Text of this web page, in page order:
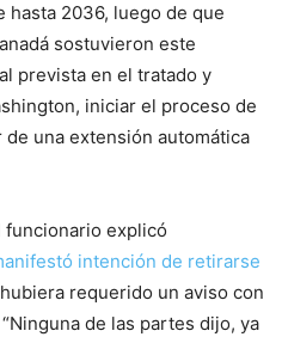
hasta 2036, luego de que
sostuvieron este
prevista en el tratado y
iniciar el proceso de
una extensión automática
funcionario explicó
intención de retirarse
requerido un aviso con
de las partes dijo, ya